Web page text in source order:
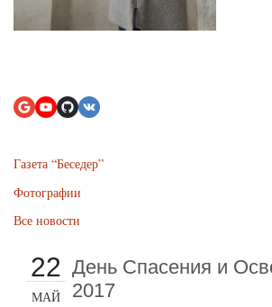
Газета “Беседер”
Фотографии
Все новости
22
МАЙ
День Спасения и
2017